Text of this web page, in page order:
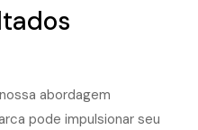
abordagem
pode impulsionar seu